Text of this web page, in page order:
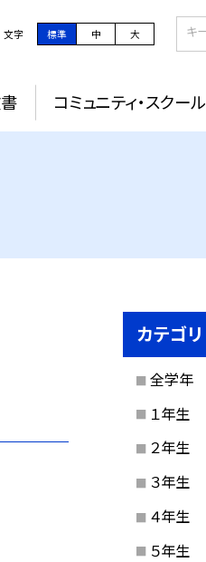
文字 標準 中 大
コミュニティ・スクール
カテゴリ
全学年
１年生
２年生
３年生
４年生
５年生